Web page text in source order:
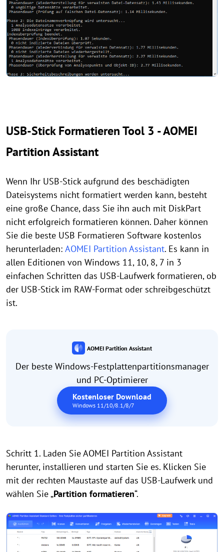
USB-Stick Formatieren Tool 3 - AOMEI
Partition Assistant
Wenn Ihr USB-Stick aufgrund des beschädigten
Dateisystems nicht formatiert werden kann, besteht
eine große Chance, dass Sie ihn auch mit DiskPart
nicht erfolgreich formatieren können. Daher können
Sie die beste USB Formatieren Software kostenlos
herunterladen: AOMEI Partition Assistant. Es kann in
allen Editionen von Windows 11, 10, 8, 7 in 3
einfachen Schritten das USB-Laufwerk formatieren, ob
der USB-Stick im RAW-Format oder schreibgeschützt
ist.
AOMEI Partition Assistant
Der beste Windows-Festplattenpartitionsmanager
und PC-Optimierer
Kostenloser Download
Windows 11/10/8.1/8/7
Schritt 1. Laden Sie AOMEI Partition Assistant
herunter, installieren und starten Sie es. Klicken Sie
mit der rechten Maustaste auf das USB-Laufwerk und
wählen Sie „Partition formatieren“.